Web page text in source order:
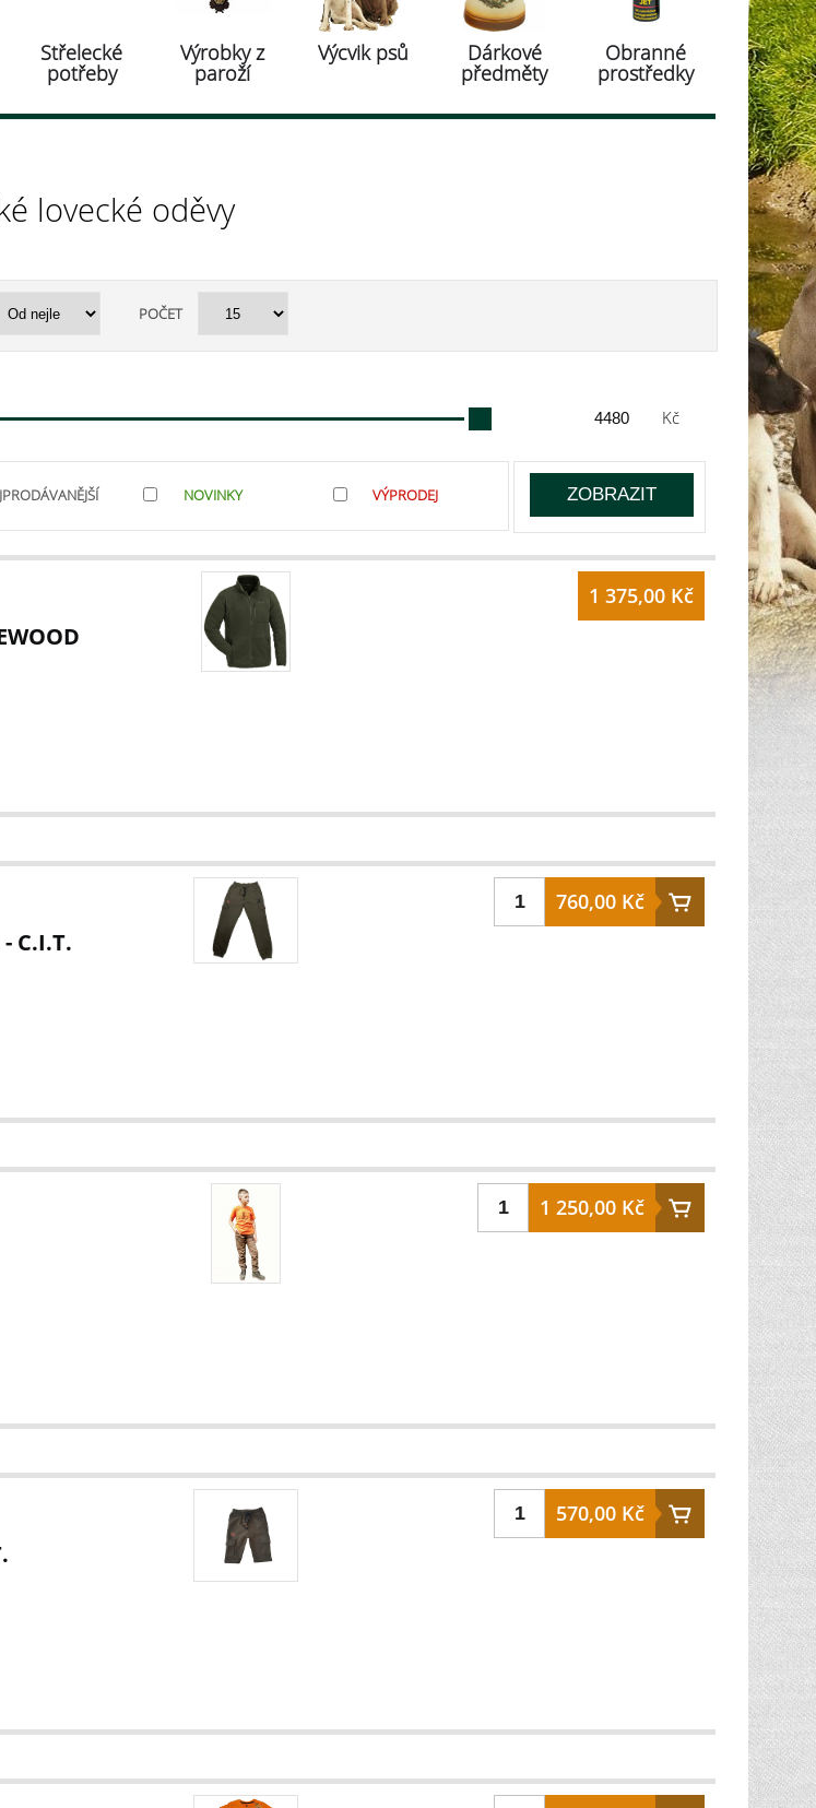
Střelecké
potřeby
Výrobky z
paroží
Výcvik psů Dárkové
předměty
Obranné
prostředky
lovecké oděvy
POČET
Kč
NOVINKY VÝPRODEJ
1 375,00 Kč
- C.I.T.
760,00 Kč
1 250,00 Kč
570,00 Kč